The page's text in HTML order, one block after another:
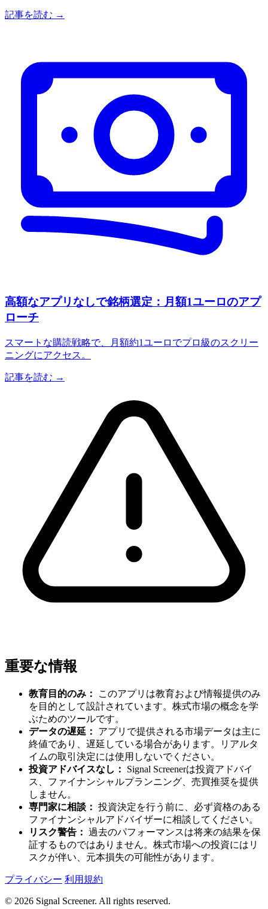
記事を読む →
高額なアプリなしで銘柄選定：月額1ユーロのアプ
ローチ
スマートな購読戦略で、月額約1ユーロでプロ級のスクリー
ニングにアクセス。
記事を読む →
重要な情報
教育目的のみ：
このアプリは教育および情報提供のみ
を目的として設計されています。株式市場の概念を学
ぶためのツールです。
データの遅延：
アプリで提供される市場データは主に
終値であり、遅延している場合があります。リアルタ
イムの取引決定には使用しないでください。
投資アドバイスなし：
Signal Screenerは投資アドバイ
ス、ファイナンシャルプランニング、売買推奨を提供
しません。
専門家に相談： 投資決定を行う前に、必ず資格のある
ファイナンシャルアドバイザーに相談してください。
リスク警告： 過去のパフォーマンスは将来の結果を保
証するものではありません。株式市場への投資にはリ
スクが伴い、元本損失の可能性があります。
プライバシー 利用規約
© 2026 Signal Screener. All rights reserved.